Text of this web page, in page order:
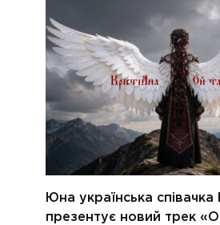
Юна українська співачка
презентує новий трек